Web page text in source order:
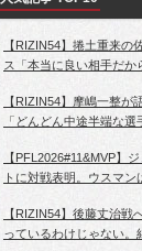
【RIZIN54】捲土重来の
ス「本当に良い相手だか
【RIZIN54】摩嶋一整が
「どんどん中途半端な選
【PFL2026#11&MVP】
トに対戦表明。ウスマン
【RIZIN54】後藤丈治戦
っているわけじゃない。